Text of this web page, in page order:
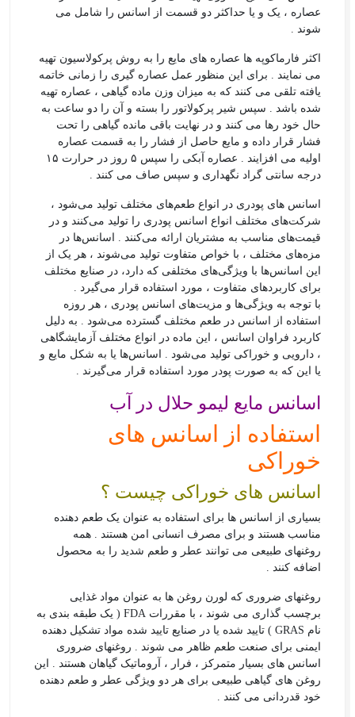
عصاره ، یک و یا حداکثر دو قسمت از اسانس را شامل می
شوند .
اکثر فارماکوپه ها عصاره های مایع را به روش پرکولاسیون تهیه
می نمایند . برای این منظور عمل عصاره گیری را زمانی خاتمه
یافته تلقی می کنند که به میزان وزن ماده گیاهی ، عصاره تهیه
شده باشد . سپس شیر پرکولاتور را بسته و آن را دو ساعت به
حال خود رها می کنند و در نهایت باقی مانده گیاهی را تحت
فشار قرار داده و مایع حاصل از فشار را به قسمت عصاره
اولیه می افزایند . عصاره آبکی را سپس ۵ روز در حرارت ۱۵
درجه سانتی گراد نگهداری و سپس صاف می کنند .
اسانس های پودری در انواع طعم‌های مختلف تولید می‌شود ،
شرکت‌های مختلف انواع اسانس پودری را تولید می‌کنند و در
قیمت‌های مناسب به مشتریان ارائه می‌کنند . اسانس‌ها در
مزه‌های مختلف ، با خواص متفاوت تولید می‌شوند ، هر یک از
این اسانس‌ها با ویژگی‌های مختلفی که دارد، در صنایع مختلف
برای کاربردهای متفاوت ، مورد استفاده قرار می‌گیرد .
با توجه به ویژگی‌ها و مزیت‌های اسانس پودری ، هر روزه
استفاده از اسانس در طعم مختلف گسترده می‌شود . به دلیل
کاربرد فراوان اسانس ، این ماده در انواع مختلف آزمایشگاهی
، دارویی و خوراکی تولید می‌شود . اسانس‌ها یا به شکل مایع و
یا این که به صورت پودر مورد استفاده قرار می‌گیرند .
اسانس مایع لیمو حلال در آب
استفاده از اسانس های
خوراکی
اسانس های خوراکی چیست ؟
بسیاری از اسانس ها برای استفاده به عنوان یک طعم دهنده
مناسب هستند و برای مصرف انسانی امن هستند . همه
روغنهای طبیعی می توانند عطر و طعم شدید را به محصول
اضافه کنند .
روغنهای ضروری که لورن روغن ها به عنوان مواد غذایی
برچسب گذاری می شوند ، با مقررات FDA ( یک طبقه بندی به
نام GRAS ) تایید شده یا در صنایع تایید شده مواد تشکیل دهنده
ایمنی برای صنعت طعم ظاهر می شوند . روغنهای ضروری
اسانس های بسیار متمرکز ، فرار ، آروماتیک گیاهان هستند . این
روغن های گیاهی طبیعی برای هر دو ویژگی عطر و طعم دهنده
خود قدردانی می کنند .